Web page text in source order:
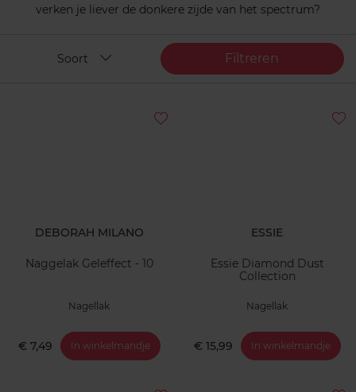
verken je liever de donkere zijde van het spectrum?
Filtreren
Soort
DEBORAH MILANO
Naggelak Geleffect - 10
Nagellak
€ 7,49 In winkelmandje
ESSIE
Essie Diamond Dust
Collection
Nagellak
€ 15,99 In winkelmandje